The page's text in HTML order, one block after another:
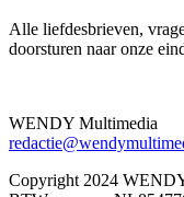
Alle liefdesbrieven,
doorsturen naar onze
WENDY Multimedia
Copyright 2024